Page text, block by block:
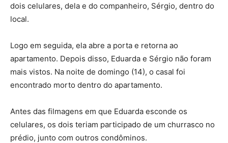
dois celulares, dela e do companheiro, Sérgio, dentro do
local.
Logo em seguida, ela abre a porta e retorna ao
apartamento. Depois disso, Eduarda e Sérgio não foram
mais vistos. Na noite de domingo (14), o casal foi
encontrado morto dentro do apartamento.
Antes das filmagens em que Eduarda esconde os
celulares, os dois teriam participado de um churrasco no
prédio, junto com outros condôminos.